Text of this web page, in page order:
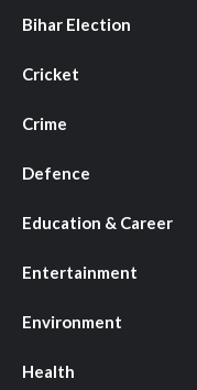
Bihar Election
Cricket
Crime
Defence
Education & Career
Entertainment
Environment
Health